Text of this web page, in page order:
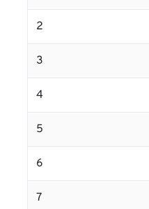
2
3
4
5
6
7